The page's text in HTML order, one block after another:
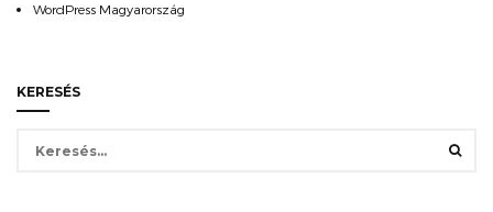
WordPress Magyarország
KERESÉS